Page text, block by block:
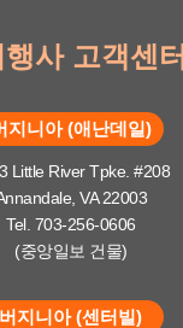
사 고객센터
지니아 (애난데일)
Little River Tpke. #208
VA 22003
Tel. 703-256-0606
(중앙일보 건물)
버지니아 (센터빌)